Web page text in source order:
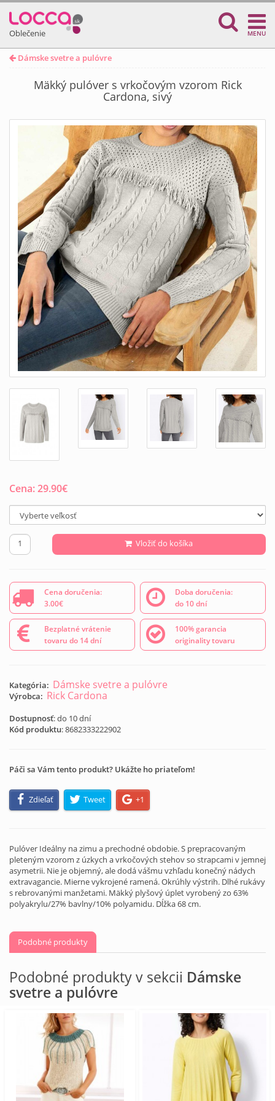
Oblečenie MENU
Dámske svetre a pulóvre
Mäkký pulóver s vrkočovým vzorom Rick
Cardona, sivý
Cena:29.90€
Vložiť do košíka
Cena doručenia:
3.00€
Doba doručenia:
do 10 dní
Bezplatné vrátenie
tovaru do 14 dní
100% garancia
originality tovaru
Kategória: Dámske svetre a pulóvre
Výrobca: Rick Cardona
Dostupnosť: do 10 dní
Kód produktu:8682333222902
Páči sa Vám tento produkt? Ukážte ho priateľom!
Zdieľať Tweet +1
Pulóver Ideálny na zimu a prechodné obdobie. S prepracovaným
pleteným vzorom z úzkych a vrkočových stehov so strapcami v jemnej
asymetrii. Nie je objemný, ale dodá vášmu vzhľadu konečný nádych
extravagancie. Mierne vykrojené ramená. Okrúhly výstrih. Dlhé rukávy
s rebrovanými manžetami. Mäkký plyšový úplet vyrobený zo 63%
polyakrylu/27% bavlny/10% polyamidu. Dĺžka 68 cm.
Podobné produkty
Podobné produkty v sekcii Dámske
svetre a pulóvre